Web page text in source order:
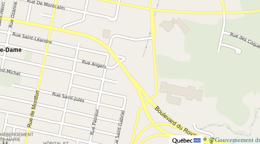
Dame
© Gouvernement